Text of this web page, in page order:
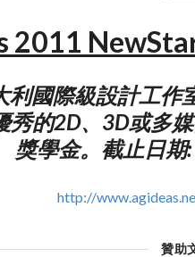
2011
利國際級設計工作
秀的2D、3D或多
獎學金。截止日
http://
贊助